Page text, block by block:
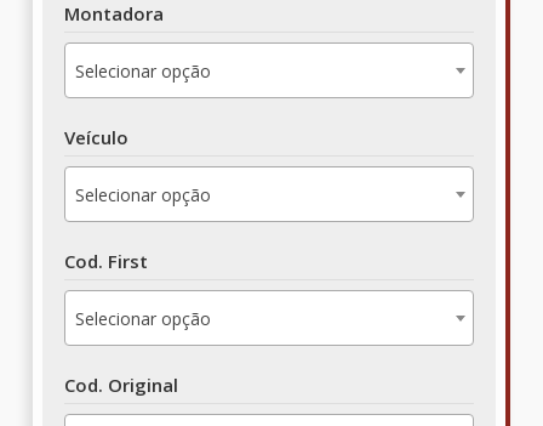
Montadora
Selecionar opção
Veículo
Selecionar opção
Cod. First
Selecionar opção
Cod. Original